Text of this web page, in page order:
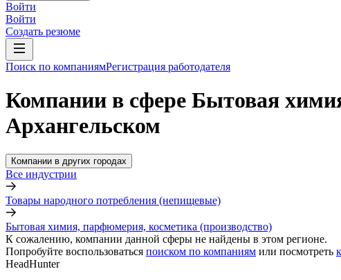
Войти
Войти
Создать резюме
Поиск по компаниямРегистрация работодателя
Компании в сфере Бытовая
Архангельском
Компании в других городах
Все индустрии
Товары народного потребления (непищевые)
Бытовая химия, парфюмерия, косметика (производство)
К сожалению, компании данной сферы не найдены в этом регионе.
Попробуйте воспользоваться поиском по компаниям или посмотреть
HeadHunter